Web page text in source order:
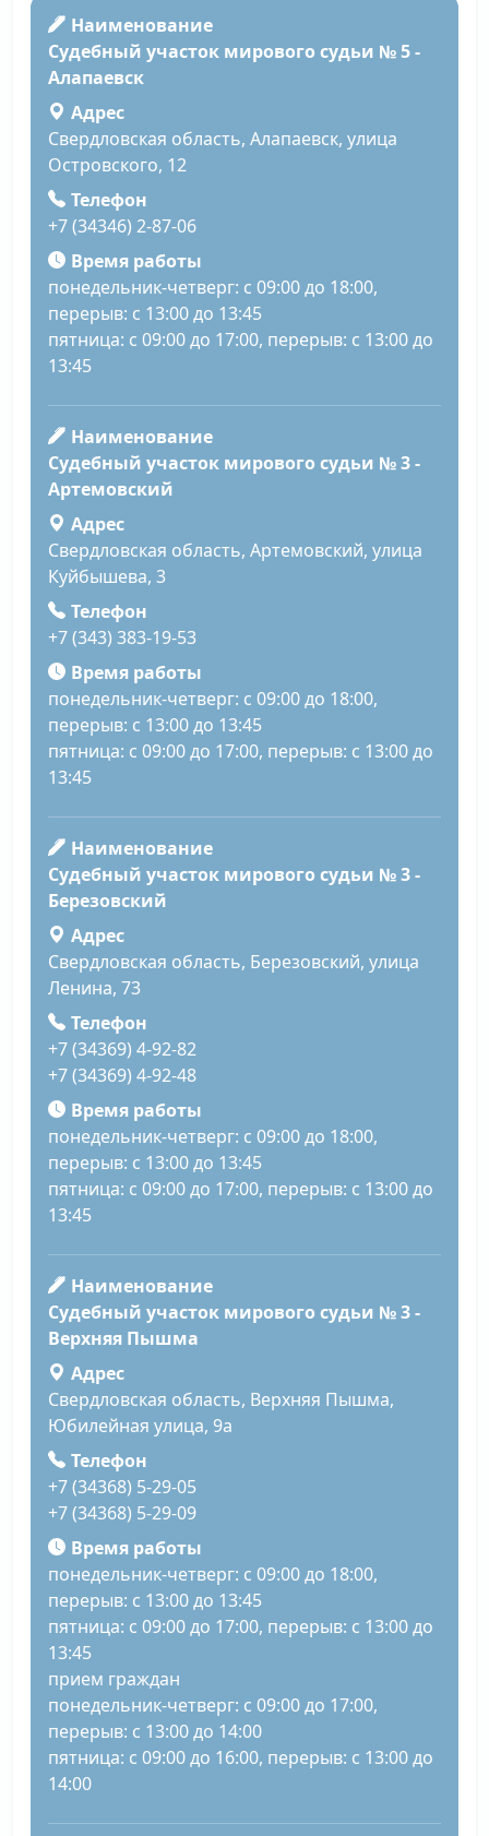
Наименование
Судебный участок мирового судьи № 5 -
Алапаевск
Адрес
Свердловская область, Алапаевск, улица
Островского, 12
Телефон
+7 (34346) 2-87-06
Время работы
понедельник-четверг: с 09:00 до 18:00,
перерыв: с 13:00 до 13:45
пятница: с 09:00 до 17:00, перерыв: с 13:00 до
13:45
Наименование
Судебный участок мирового судьи № 3 -
Артемовский
Адрес
Свердловская область, Артемовский, улица
Куйбышева, 3
Телефон
+7 (343) 383-19-53
Время работы
понедельник-четверг: с 09:00 до 18:00,
перерыв: с 13:00 до 13:45
пятница: с 09:00 до 17:00, перерыв: с 13:00 до
13:45
Наименование
Судебный участок мирового судьи № 3 -
Березовский
Адрес
Свердловская область, Березовский, улица
Ленина, 73
Телефон
+7 (34369) 4-92-82
+7 (34369) 4-92-48
Время работы
понедельник-четверг: с 09:00 до 18:00,
перерыв: с 13:00 до 13:45
пятница: с 09:00 до 17:00, перерыв: с 13:00 до
13:45
Наименование
Судебный участок мирового судьи № 3 -
Верхняя Пышма
Адрес
Свердловская область, Верхняя Пышма,
Юбилейная улица, 9а
Телефон
+7 (34368) 5-29-05
+7 (34368) 5-29-09
Время работы
понедельник-четверг: с 09:00 до 18:00,
перерыв: с 13:00 до 13:45
пятница: с 09:00 до 17:00, перерыв: с 13:00 до
13:45
прием граждан
понедельник-четверг: с 09:00 до 17:00,
перерыв: с 13:00 до 14:00
пятница: с 09:00 до 16:00, перерыв: с 13:00 до
14:00